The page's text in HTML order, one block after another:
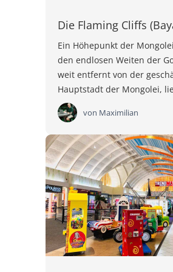
Die Flaming Cliffs
Ein Höhepunkt der
den endlosen Weiten der
weit entfernt von der
Hauptstadt der Mongolei,
von Maximilian